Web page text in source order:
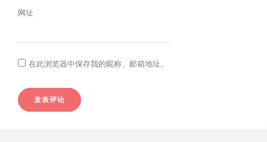
网址
在此浏览器中保存我的昵称、邮箱地址。